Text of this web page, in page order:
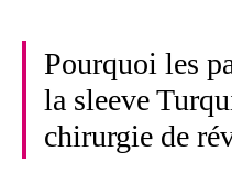
Pourquoi les
la sleeve
chirurgie de